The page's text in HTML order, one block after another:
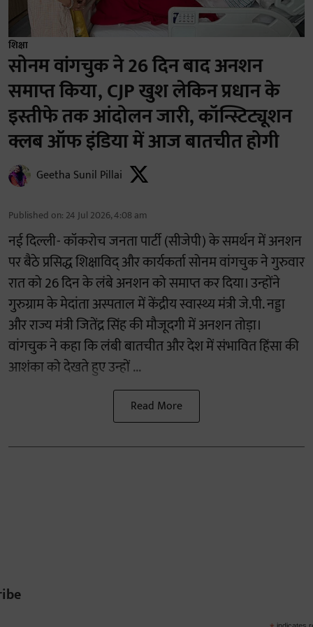
शिक्षा
सोनम वांगचुक ने 26 दिन बाद अनशन
समाप्त किया, CJP खुश लेकिन प्रधान के
इस्तीफे तक आंदोलन जारी, कॉन्स्टिट्यूशन
क्लब ऑफ इंडिया में आज बातचीत होगी
Geetha Sunil Pillai
Published on: 24 Jul 2026, 4:08 am
नई दिल्ली- कॉकरोच जनता पार्टी (सीजेपी) के समर्थन में अनशन
पर बैठे प्रसिद्ध शिक्षाविद् और कार्यकर्ता सोनम वांगचुक ने गुरुवार
रात को 26 दिन के लंबे अनशन को समाप्त कर दिया। उन्होंने
गुरुग्राम के मेदांता अस्पताल में केंद्रीय स्वास्थ्य मंत्री जे.पी. नड्डा
और राज्य मंत्री जितेंद्र सिंह की मौजूदगी में अनशन तोड़ा।
वांगचुक ने कहा कि लंबी बातचीत और देश में संभावित हिंसा की
आशंका को देखते हुए उन्हों ...
Read More